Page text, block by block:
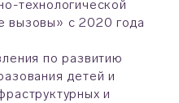
технологической
вызовы» с 2020 года
по развитию
детей и
и